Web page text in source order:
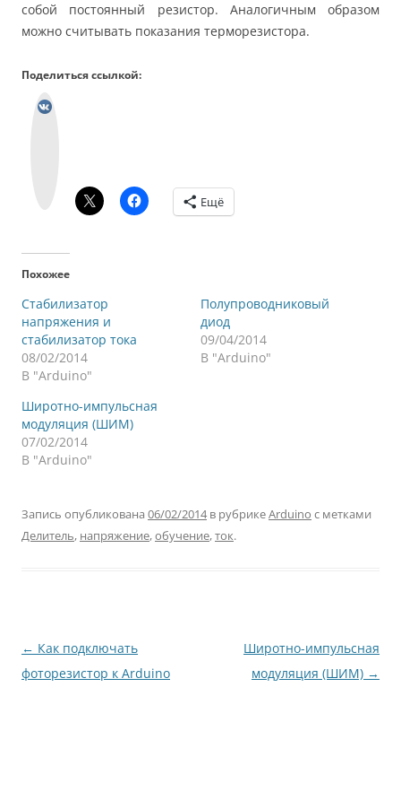
собой постоянный резистор. Аналогичным образом
можно считывать показания терморезистора.
Поделиться ссылкой:
Ещё
Похожее
Стабилизатор
напряжения и
стабилизатор тока
08/02/2014
В "Arduino"
Полупроводниковый
диод
09/04/2014
В "Arduino"
Широтно-импульсная
модуляция (ШИМ)
07/02/2014
В "Arduino"
Запись опубликована 06/02/2014в рубрикеArduino с метками
Делитель, напряжение,обучение,ток.
Навигация
по
← Как подключать
фоторезистор к Arduino
Широтно-импульсная
модуляция (ШИМ) →